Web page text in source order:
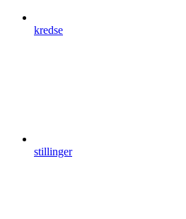
kredse
stillinger